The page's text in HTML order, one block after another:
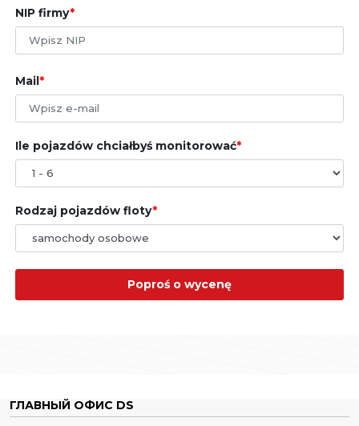
NIP firmy
Mail
Ile pojazdów chciałbyś monitorować
Rodzaj pojazdów floty
Poproś o wycenę
ГЛАВНЫЙ ОФИС DS